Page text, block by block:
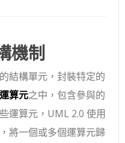
機制
結構單元，封裝特定的
算元之中，包含參與的
運算元，UML 2.0 使用
將一個或多個運算元歸